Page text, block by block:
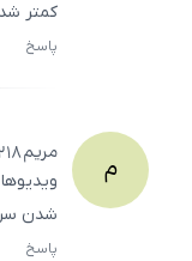
کمتر
پاسخ
م مریم
شدن
پاسخ